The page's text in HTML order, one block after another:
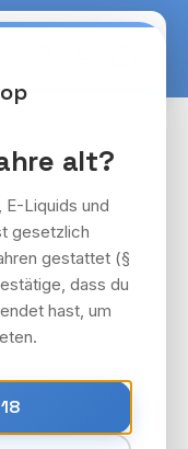
alt?
E-Liquids und
gesetzlich
gestattet (§
dass du
hast, um